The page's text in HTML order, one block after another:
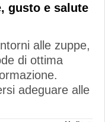
gusto e salute
alle zuppe,
di ottima
adeguare alle